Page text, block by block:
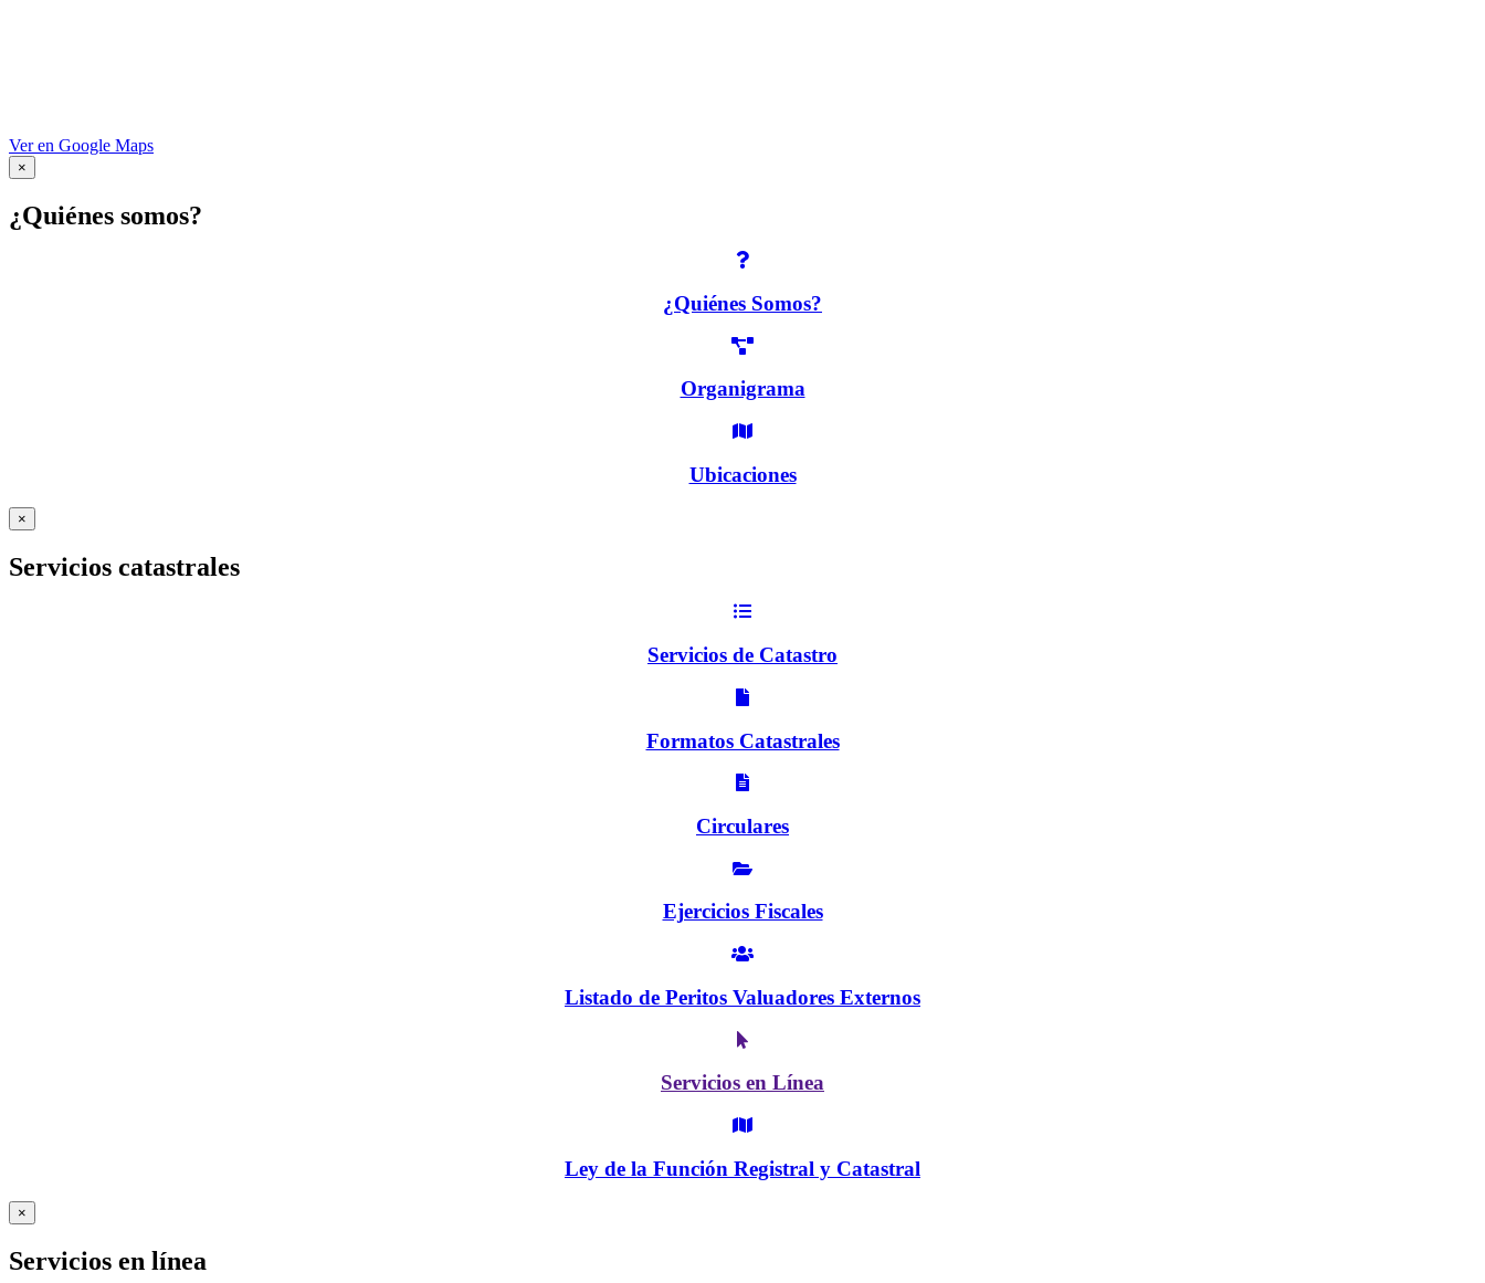
Ver en Google Maps
×
¿Quiénes somos?
¿Quiénes Somos?
Organigrama
Ubicaciones
×
Servicios catastrales
Servicios de Catastro
Formatos Catastrales
Circulares
Ejercicios Fiscales
Listado de Peritos Valuadores Externos
Servicios en Línea
Ley de la Función Registral y Catastral
×
Servicios en línea